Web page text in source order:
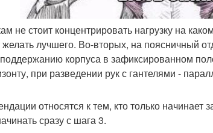
не стоит концентрировать нагрузку на
желать лучшего. Во-вторых, на поясничный
поддержанию корпуса в зафиксированном
при разведении рук с гантелями -
относятся к тем, кто только
сразу с шага 3.